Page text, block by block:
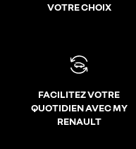
VOTRE CHOIX
FACILITEZ VOTRE
QUOTIDIEN AVEC MY
RENAULT